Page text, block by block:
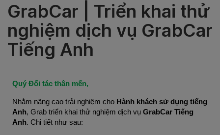
GrabCar | Triển khai thử
nghiệm dịch vụ GrabCar
Tiếng Anh
Quý Đối tác thân mến,
Nhằm nâng cao trải nghiệm cho Hành khách sử dụng tiếng
Anh, Grab triển khai thử nghiệm dịch vụ GrabCar Tiếng
Anh. Chi tiết như sau: